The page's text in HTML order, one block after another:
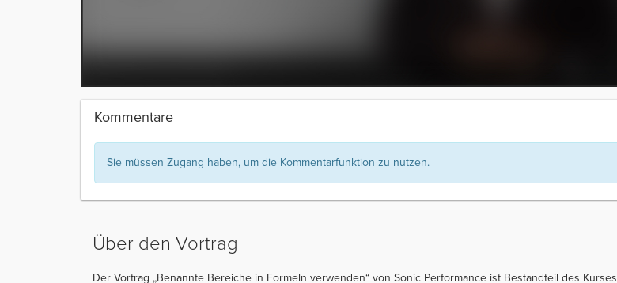
Kommentare
Sie müssen Zugang haben, um die Kommentarfunktion zu nutzen.
Über den Vortrag
Der Vortrag „Benannte Bereiche in Formeln verwenden“ von Sonic Performance ist Bestandteil des Kurses